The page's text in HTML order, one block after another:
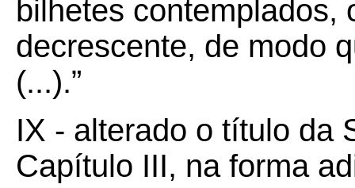
bilhetes contemplados,
decrescente, de modo
(...).”
IX - alterado o título da
Capítulo III, na forma